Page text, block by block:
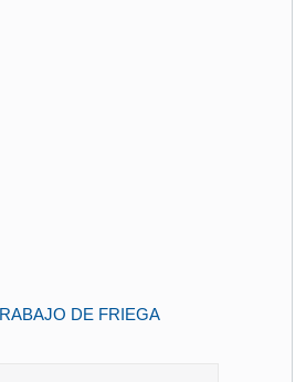
DE FRIEGA